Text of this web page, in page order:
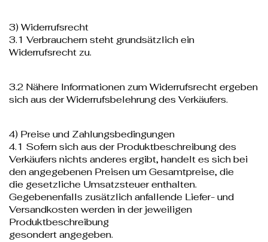
3) Widerrufsrecht
3.1 Verbrauchern steht grundsätzlich ein
Widerrufsrecht zu.
3.2 Nähere Informationen zum Widerrufsrecht ergeben
sich aus der Widerrufsbelehrung des Verkäufers.
4) Preise und Zahlungsbedingungen
4.1 Sofern sich aus der Produktbeschreibung des
Verkäufers nichts anderes ergibt, handelt es sich bei
den angegebenen Preisen um Gesamtpreise, die
die gesetzliche Umsatzsteuer enthalten.
Gegebenenfalls zusätzlich anfallende Liefer- und
Versandkosten werden in der jeweiligen
Produktbeschreibung
gesondert angegeben.